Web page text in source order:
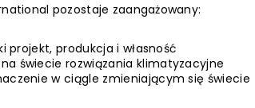
pozostaje zaangażowany:
projekt, produkcja i własność
świecie rozwiązania klimatyzacyjne
w ciągle zmieniającym się świecie